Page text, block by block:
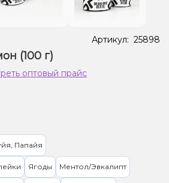
Артикул: 25898
(100 г)
оптовый прайс
Папайя
Ягоды Ментол/Эвкалипт